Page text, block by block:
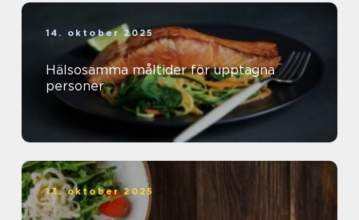
14. oktober 2025
Hälsosamma måltider för upptagna
personer
13. oktober 2025